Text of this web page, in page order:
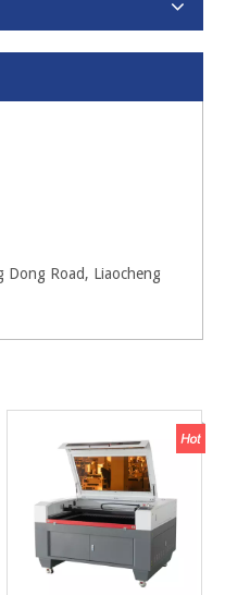
Dong Road, Liaocheng